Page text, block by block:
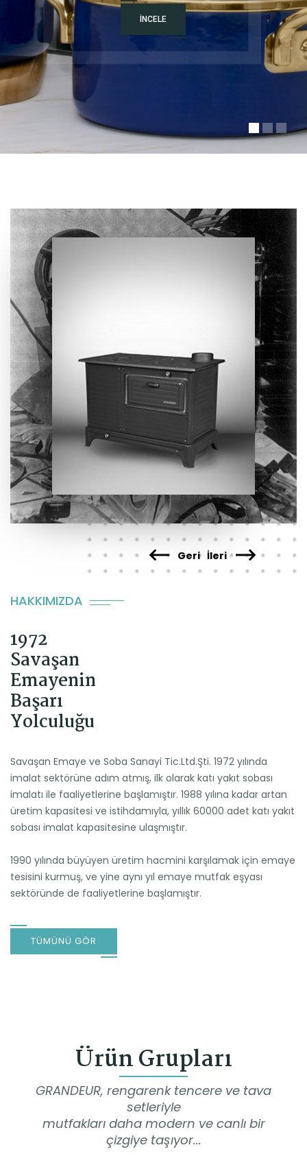
NCELE
Geri İleri
HAKKIMIZDA
1972
Savaşan
Emayenin
Başarı
Yolculuğu
Savaşan Emaye ve Soba Sanayi Tic.Ltd.Şti. 1972 yılında
imalat sektörüne adım atmış, ilk olarak katı yakıt sobası
imalatı ile faaliyetlerine başlamıştır. 1988 yılına kadar artan
üretim kapasitesi ve istihdamıyla, yıllık 60000 adet katı yakıt
sobası imalat kapasitesine ulaşmıştır.
1990 yılında büyüyen üretim hacmini karşılamak için emaye
tesisini kurmuş, ve yine aynı yıl emaye mutfak eşyası
sektöründe de faaliyetlerine başlamıştır.
TÜMÜNÜ GÖR
Ürün Grupları
GRANDEUR, rengarenk tencere ve tava
setleriyle
mutfakları daha modern ve canlı bir
çizgiye taşıyor...